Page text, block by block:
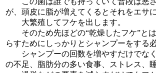
が、頭皮に脂が増えてくるとそれをエサ
大繁殖してフケを出します。
そのため先ほどの“乾燥したフケ”と
らすためにしっかりとシャンプーをする
シャンプーの回数を増やすだけでな
の不足、脂肪分の多い食事、ストレス、睡